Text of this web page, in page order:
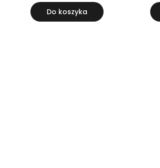
Do koszyka